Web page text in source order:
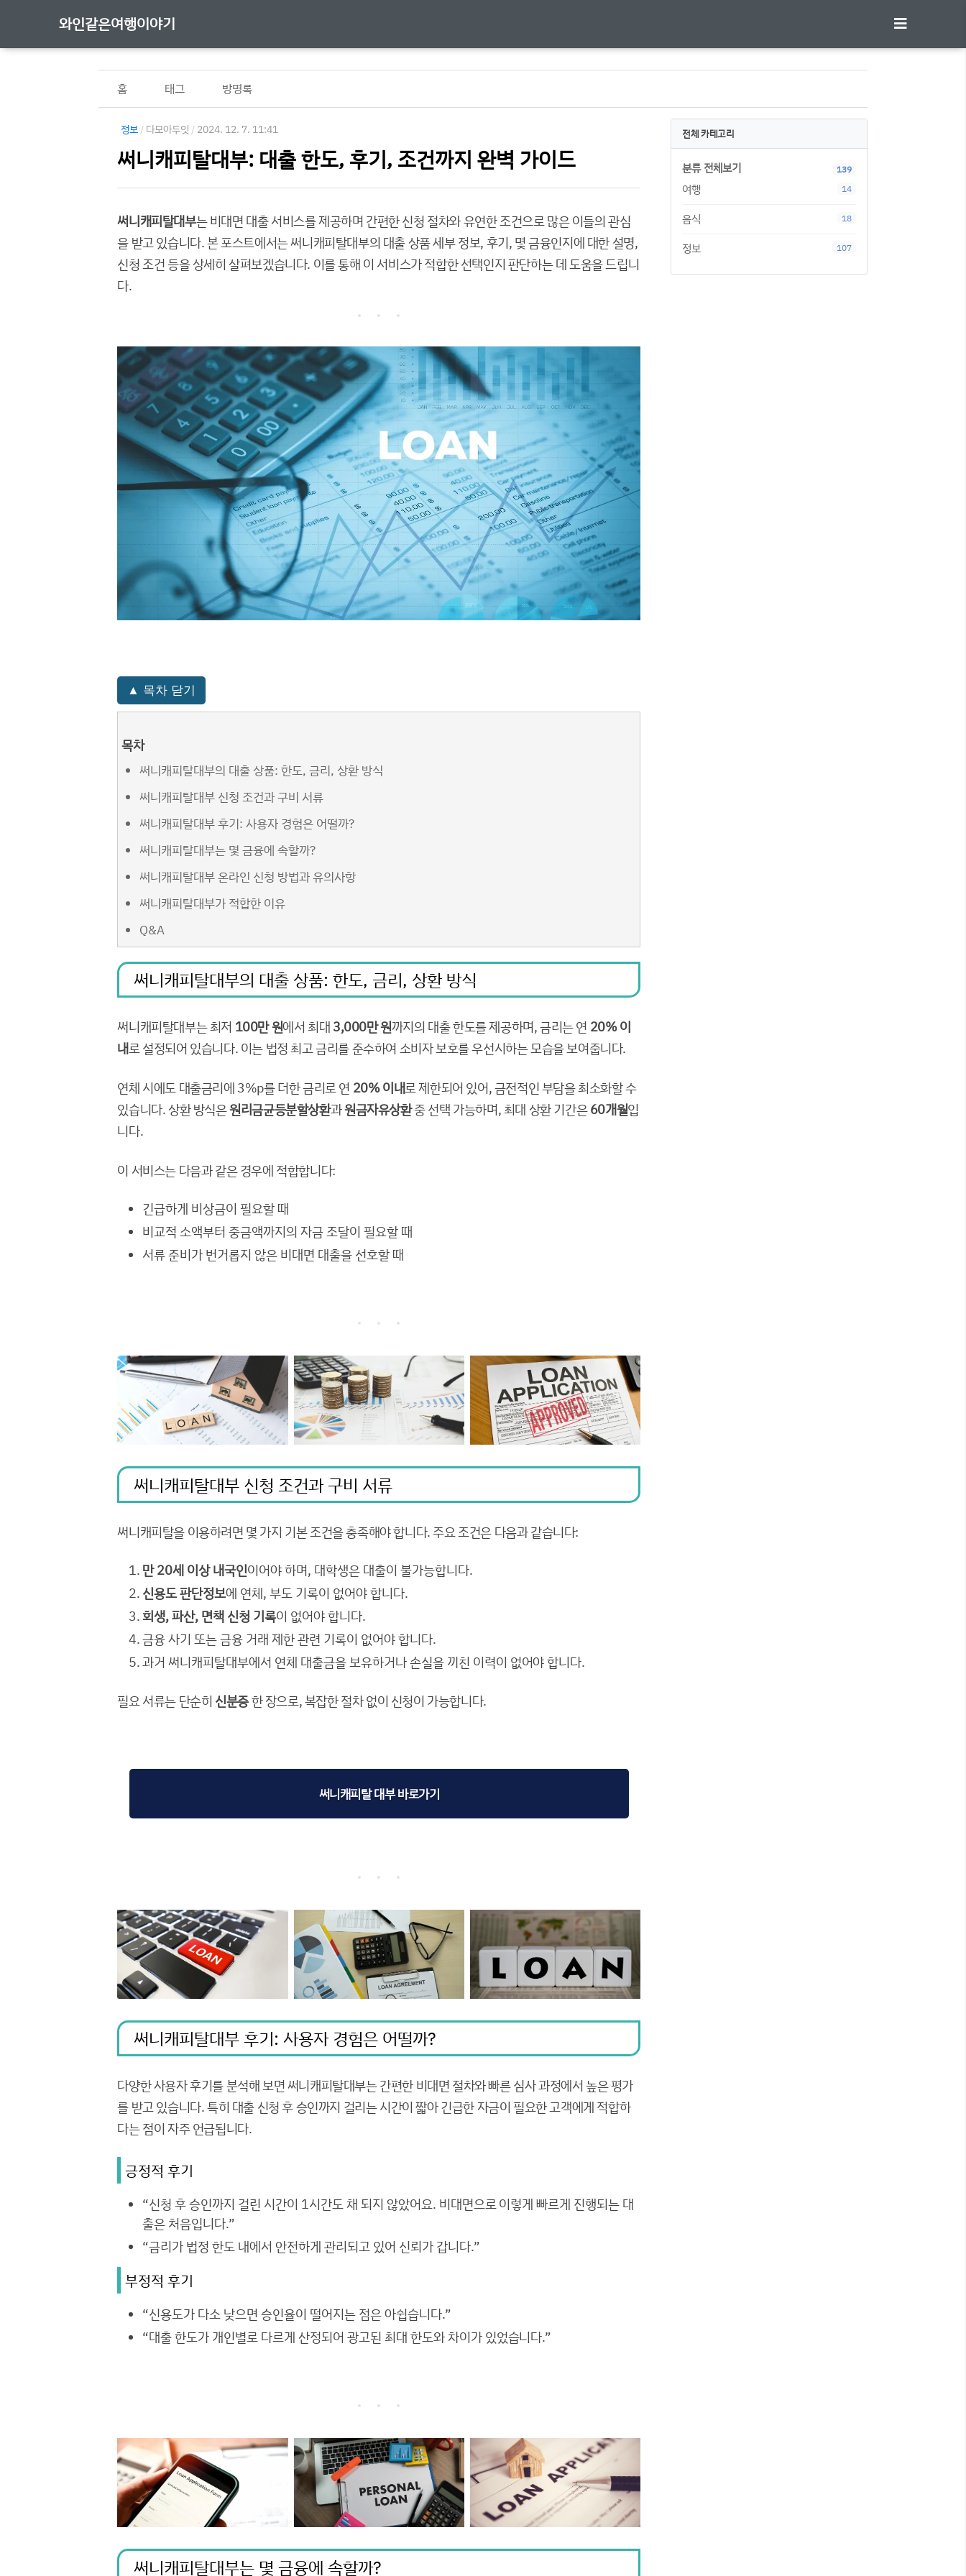
와인같은여행이야기
홈 태그 방명록
정보 / 다모아두잇 / 2024. 12. 7. 11:41
써니캐피탈대부: 대출 한도, 후기, 조건까지 완벽 가이드
써니캐피탈대부는 비대면 대출 서비스를 제공하며 간편한 신청 절차와 유연한 조건으로 많은 이들의 관심
을 받고 있습니다. 본 포스트에서는 써니캐피탈대부의 대출 상품 세부 정보, 후기, 몇 금융인지에 대한 설명,
신청 조건 등을 상세히 살펴보겠습니다. 이를 통해 이 서비스가 적합한 선택인지 판단하는 데 도움을 드립니
다.
▲ 목차 닫기
목차
써니캐피탈대부의 대출 상품: 한도, 금리, 상환 방식
써니캐피탈대부 신청 조건과 구비 서류
써니캐피탈대부 후기: 사용자 경험은 어떨까?
써니캐피탈대부는 몇 금융에 속할까?
써니캐피탈대부 온라인 신청 방법과 유의사항
써니캐피탈대부가 적합한 이유
Q&A
써니캐피탈대부의 대출 상품: 한도, 금리, 상환 방식
써니캐피탈대부는 최저 100만 원에서 최대3,000만 원까지의 대출 한도를 제공하며, 금리는 연 20% 이
내로 설정되어 있습니다. 이는 법정 최고 금리를 준수하여 소비자 보호를 우선시하는 모습을 보여줍니다.
연체 시에도 대출금리에 3%p를 더한 금리로 연 20% 이내로 제한되어 있어, 금전적인 부담을 최소화할 수
있습니다. 상환 방식은원리금균등분할상환과원금자유상환중 선택 가능하며, 최대 상환 기간은60개월입
니다.
이 서비스는 다음과 같은 경우에 적합합니다:
긴급하게 비상금이 필요할 때
비교적 소액부터 중금액까지의 자금 조달이 필요할 때
서류 준비가 번거롭지 않은 비대면 대출을 선호할 때
써니캐피탈대부 신청 조건과 구비 서류
써니캐피탈을 이용하려면 몇 가지 기본 조건을 충족해야 합니다. 주요 조건은 다음과 같습니다:
만 20세 이상 내국인이어야 하며, 대학생은 대출이 불가능합니다.
신용도 판단정보에 연체, 부도 기록이 없어야 합니다.
회생, 파산, 면책 신청 기록이 없어야 합니다.
금융 사기 또는 금융 거래 제한 관련 기록이 없어야 합니다.
과거 써니캐피탈대부에서 연체 대출금을 보유하거나 손실을 끼친 이력이 없어야 합니다.
필요 서류는 단순히 신분증한 장으로, 복잡한 절차 없이 신청이 가능합니다.
써니캐피탈 대부 바로가기
써니캐피탈대부 후기: 사용자 경험은 어떨까?
다양한 사용자 후기를 분석해 보면 써니캐피탈대부는 간편한 비대면 절차와 빠른 심사 과정에서 높은 평가
를 받고 있습니다. 특히 대출 신청 후 승인까지 걸리는 시간이 짧아 긴급한 자금이 필요한 고객에게 적합하
다는 점이 자주 언급됩니다.
긍정적 후기
“신청 후 승인까지 걸린 시간이 1시간도 채 되지 않았어요. 비대면으로 이렇게 빠르게 진행되는 대
출은 처음입니다.”
“금리가 법정 한도 내에서 안전하게 관리되고 있어 신뢰가 갑니다.”
부정적 후기
“신용도가 다소 낮으면 승인율이 떨어지는 점은 아쉽습니다.”
“대출 한도가 개인별로 다르게 산정되어 광고된 최대 한도와 차이가 있었습니다.”
써니캐피탈대부는 몇 금융에 속할까?
전체 카테고리
분류 전체보기 139
여행 14
음식 18
정보 107